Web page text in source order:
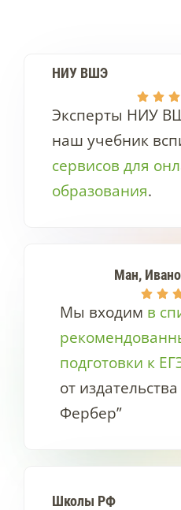
НИУ ВШЭ
Эксперты НИУ
наш учебник
сервисов для
образования.
Ман,
Мы входим в
подготовки к
от
Фербер”
Школы РФ